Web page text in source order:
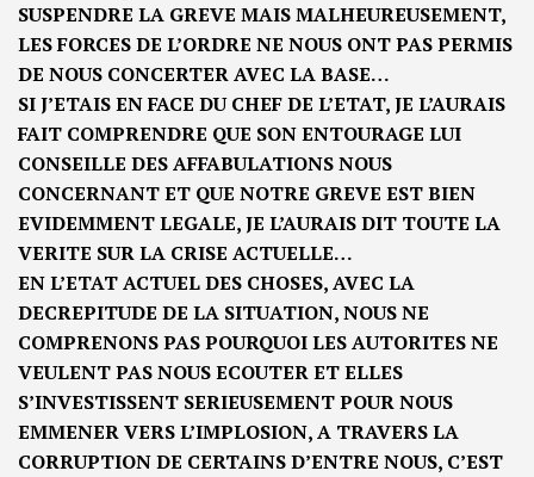
SUSPENDRE LA GREVE MAIS MALHEUREUSEMENT,
LES FORCES DE L’ORDRE NE NOUS ONT PAS PERMIS
DE NOUS CONCERTER AVEC LA BASE…
SI J’ETAIS EN FACE DU CHEF DE L’ETAT, JE L’AURAIS
FAIT COMPRENDRE QUE SON ENTOURAGE LUI
CONSEILLE DES AFFABULATIONS NOUS
CONCERNANT ET QUE NOTRE GREVE EST BIEN
EVIDEMMENT LEGALE, JE L’AURAIS DIT TOUTE LA
VERITE SUR LA CRISE ACTUELLE…
EN L’ETAT ACTUEL DES CHOSES, AVEC LA
DECREPITUDE DE LA SITUATION, NOUS NE
COMPRENONS PAS POURQUOI LES AUTORITES NE
VEULENT PAS NOUS ECOUTER ET ELLES
S’INVESTISSENT SERIEUSEMENT POUR NOUS
EMMENER VERS L’IMPLOSION, A TRAVERS LA
CORRUPTION DE CERTAINS D’ENTRE NOUS, C’EST